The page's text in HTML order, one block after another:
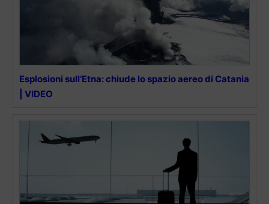
Esplosioni sull’Etna: chiude lo spazio aereo di Catania
| VIDEO